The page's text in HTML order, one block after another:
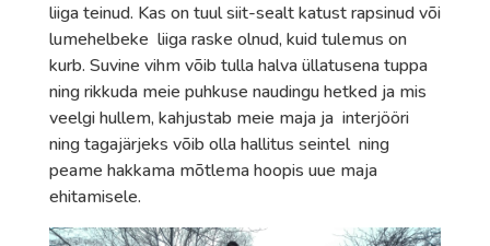
liiga teinud. Kas on tuul siit-sealt katust rapsinud või
lumehelbeke liiga raske olnud, kuid tulemus on
kurb. Suvine vihm võib tulla halva üllatusena tuppa
ning rikkuda meie puhkuse naudingu hetked ja mis
veelgi hullem, kahjustab meie maja ja interjööri
ning tagajärjeks võib olla hallitus seintel ning
peame hakkama mõtlema hoopis uue maja
ehitamisele.